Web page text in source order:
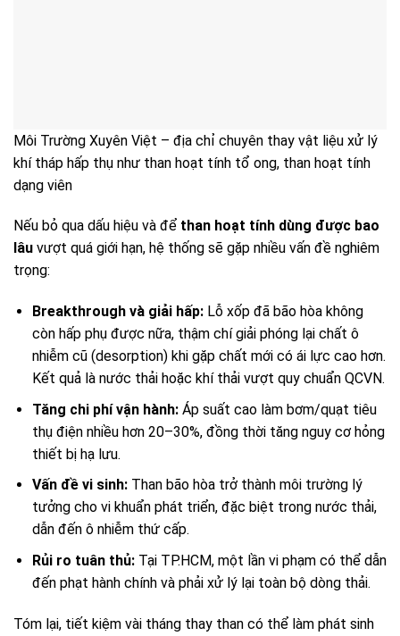
Môi Trường Xuyên Việt – địa chỉ chuyên thay vật liệu xử lý
khí tháp hấp thụ như than hoạt tính tổ ong, than hoạt tính
dạng viên
Nếu bỏ qua dấu hiệu và để than hoạt tính dùng được bao
lâu vượt quá giới hạn, hệ thống sẽ gặp nhiều vấn đề nghiêm
trọng:
Breakthrough và giải hấp:Lỗ xốp đã bão hòa không
còn hấp phụ được nữa, thậm chí giải phóng lại chất ô
nhiễm cũ (desorption) khi gặp chất mới có ái lực cao hơn.
Kết quả là nước thải hoặc khí thải vượt quy chuẩn QCVN.
Tăng chi phí vận hành:Áp suất cao làm bơm/quạt tiêu
thụ điện nhiều hơn 20–30%, đồng thời tăng nguy cơ hỏng
thiết bị hạ lưu.
Vấn đề vi sinh:Than bão hòa trở thành môi trường lý
tưởng cho vi khuẩn phát triển, đặc biệt trong nước thải,
dẫn đến ô nhiễm thứ cấp.
Rủi ro tuân thủ:Tại TP.HCM, một lần vi phạm có thể dẫn
đến phạt hành chính và phải xử lý lại toàn bộ dòng thải.
Tóm lại, tiết kiệm vài tháng thay than có thể làm phát sinh